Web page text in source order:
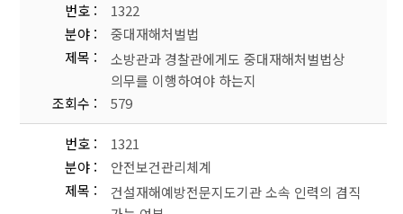
번호
1322
분야
중대재해처벌법
제목
소방관과 경찰관에게도 중대재해처벌법상
의무를 이행하여야 하는지
조회수
579
번호
1321
분야
안전보건관리체계
제목
건설재해예방전문지도기관 소속 인력의 겸직